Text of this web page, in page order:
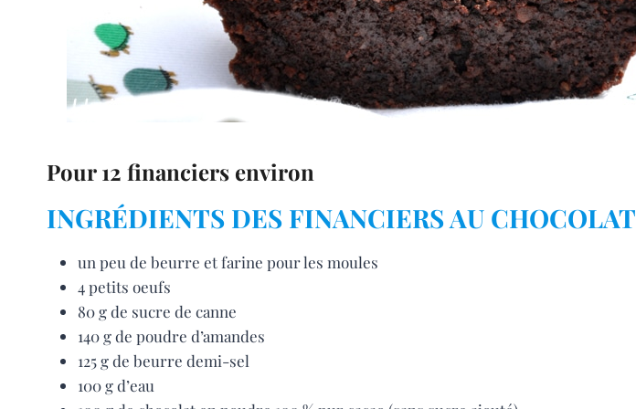
Pour 12 financiers environ
INGRÉDIENTS DES FINANCIERS AU CHOCOLAT
un peu de beurre et farine pour les moules
4 petits oeufs
80 g de sucre de canne
140 g de poudre d’amandes
125 g de beurre demi-sel
100 g d’eau